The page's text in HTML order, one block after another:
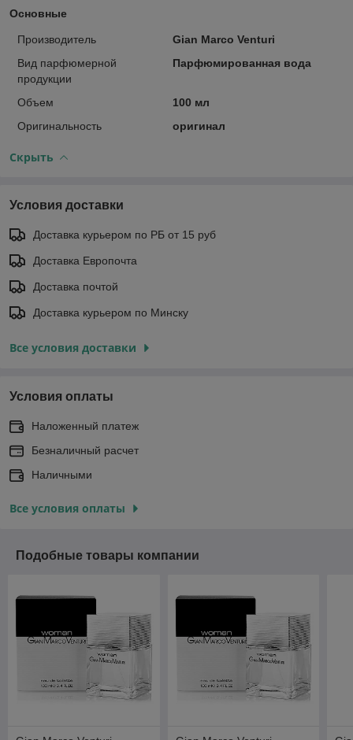
Основные
Производитель
Gian Marco Venturi
Вид парфюмерной
продукции
Парфюмированная вода
Объем
100 мл
Оригинальность
оригинал
Скрыть
Условия доставки
Доставка курьером по РБ от 15 руб
Доставка Европочта
Доставка почтой
Доставка курьером по Минску
Все условия доставки
Условия оплаты
Наложенный платеж
Безналичный расчет
Наличными
Все условия оплаты
Подобные товары компании